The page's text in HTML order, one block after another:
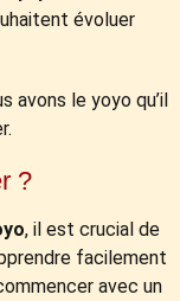
évoluer
avons le yoyo qu’il
?
, il est crucial de
facilement
avec un